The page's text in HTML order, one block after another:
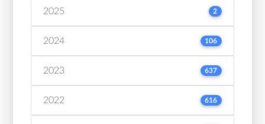
2025 2
2024 106
2023 637
2022 616